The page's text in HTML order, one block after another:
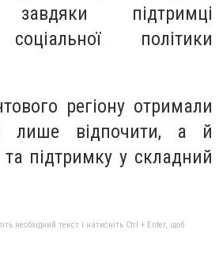
завдяки підтримці
соціальної політики
регіону отримали
лише відпочити, а й
та підтримку у складний
необхідний текст і натисніть Ctrl + Enter, щоб